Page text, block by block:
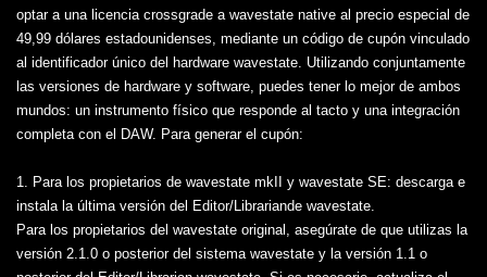
optar a una licencia crossgrade a wavestate native al precio especial de
49,99 dólares estadounidenses, mediante un código de cupón vinculado
al identificador único del hardware wavestate. Utilizando conjuntamente
las versiones de hardware y software, puedes tener lo mejor de ambos
mundos: un instrumento físico que responde al tacto y una integración
completa con el DAW. Para generar el cupón:
1. Para los propietarios de wavestate mkII y wavestate SE: descarga e
instala la última versión del Editor/Librariande wavestate.
Para los propietarios del wavestate original, asegúrate de que utilizas la
versión 2.1.0 o posterior del sistema wavestate y la versión 1.1 o